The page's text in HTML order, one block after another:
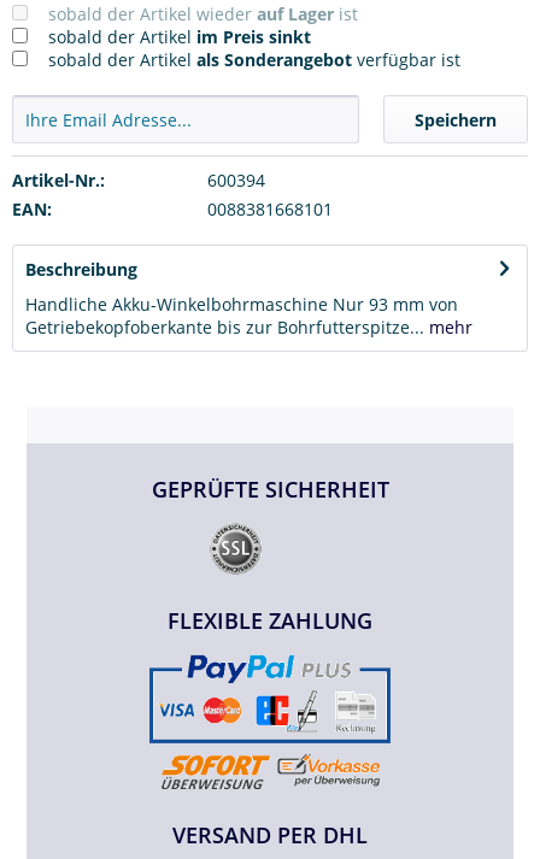
sobald der Artikel wieder auf Lager ist
sobald der Artikel im Preis sinkt
sobald der Artikel als Sonderangebot verfügbar ist
Speichern
Artikel-Nr.:
600394
EAN:
0088381668101
Beschreibung
Handliche Akku-Winkelbohrmaschine Nur 93 mm von
Getriebekopfoberkante bis zur Bohrfutterspitze... mehr
GEPRÜFTE SICHERHEIT
FLEXIBLE ZAHLUNG
VERSAND PER DHL